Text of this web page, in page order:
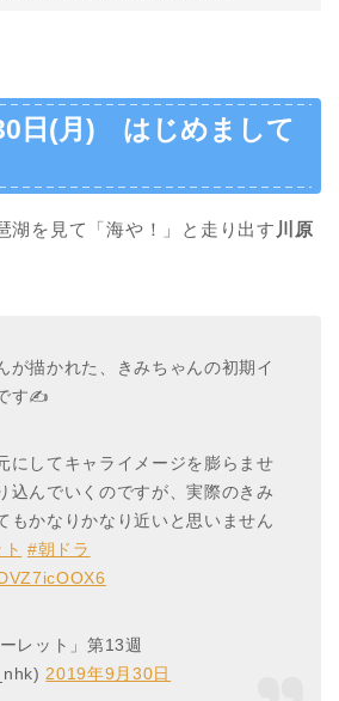
日(月) はじめまして
湖を見て「海や！」と走り出す 川原
が描かれた、きみちゃんの初期イ
す✍
にしてキャライメージを膨らませ
込んでいくのですが、実際のきみ
もかなりかなり近いと思いません
#朝ドラ
レット」第13週
2019年9月30日